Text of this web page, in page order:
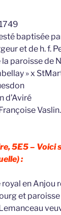
baptisée
et de h. f.
la paroisse de
» x
d’Aviré
5E5 –
:
en Anjou
et